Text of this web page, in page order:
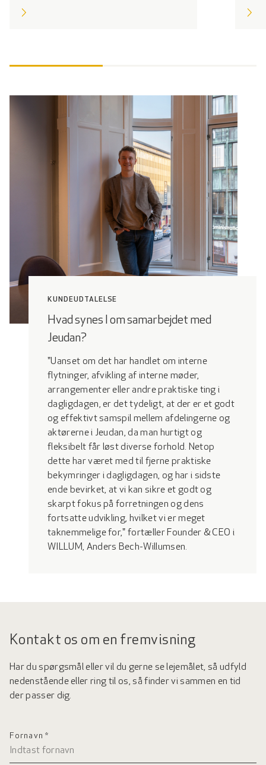
KUNDEUDTALELSE
Hvad synes I om samarbejdet med
Jeudan?
"Uanset om det har handlet om interne
flytninger, afvikling af interne møder,
arrangementer eller andre praktiske ting i
dagligdagen, er det tydeligt, at der er et godt
og effektivt samspil mellem afdelingerne og
aktørerne i Jeudan, da man hurtigt og
fleksibelt får løst diverse forhold. Netop
dette har været med til fjerne praktiske
bekymringer i dagligdagen, og har i sidste
ende bevirket, at vi kan sikre et godt og
skarpt fokus på forretningen og dens
fortsatte udvikling, hvilket vi er meget
taknemmelige for," fortæller Founder & CEO i
WILLUM, Anders Bech-Willumsen.
Kontakt os om en fremvisning
Har du spørgsmål eller vil du gerne se lejemålet, så udfyld
nedenstående eller ring til os, så finder vi sammen en tid
der passer dig.
Fornavn *